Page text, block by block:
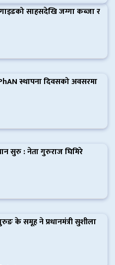
साहसदेखि जग्गा कब्जा र
PhAN स्थापना दिवसको अवसरमा
सुरु : नेता गुरुराज घिमिरे
के समूह ने प्रधानमंत्री सुशीला
खबर: महिला
जग्गा